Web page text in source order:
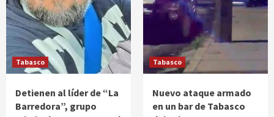
Tabasco
Detienen al líder de “La
Barredora”, grupo
Tabasco
Nuevo ataque armado
en un bar de Tabasco